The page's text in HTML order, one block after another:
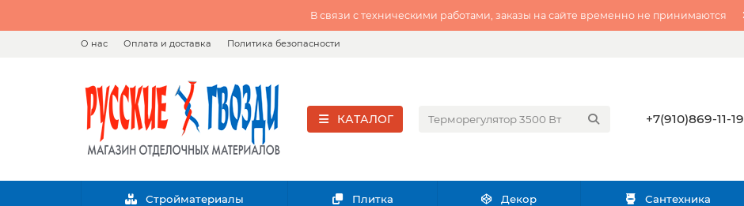
В связи с техническими работами, заказы на сайте временно не принимаются
О нас Оплата и доставка Политика безопасности
КАТАЛОГ +7(910)869-11-19
Стройматериалы Плитка Декор Сантехника